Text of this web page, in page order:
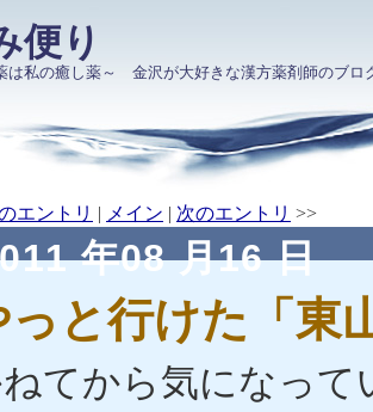
便り
は私の癒し薬～ 金沢が大好きな漢方薬剤師のブ
エントリ | メイン | 次のエントリ >>
年08 月16 日
っと行けた「東
てから気になって